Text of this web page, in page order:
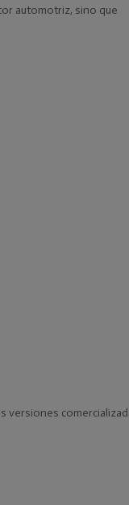
automotriz, sino que